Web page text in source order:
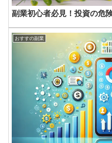
副業初心者必見！投資の危
おすすの副業